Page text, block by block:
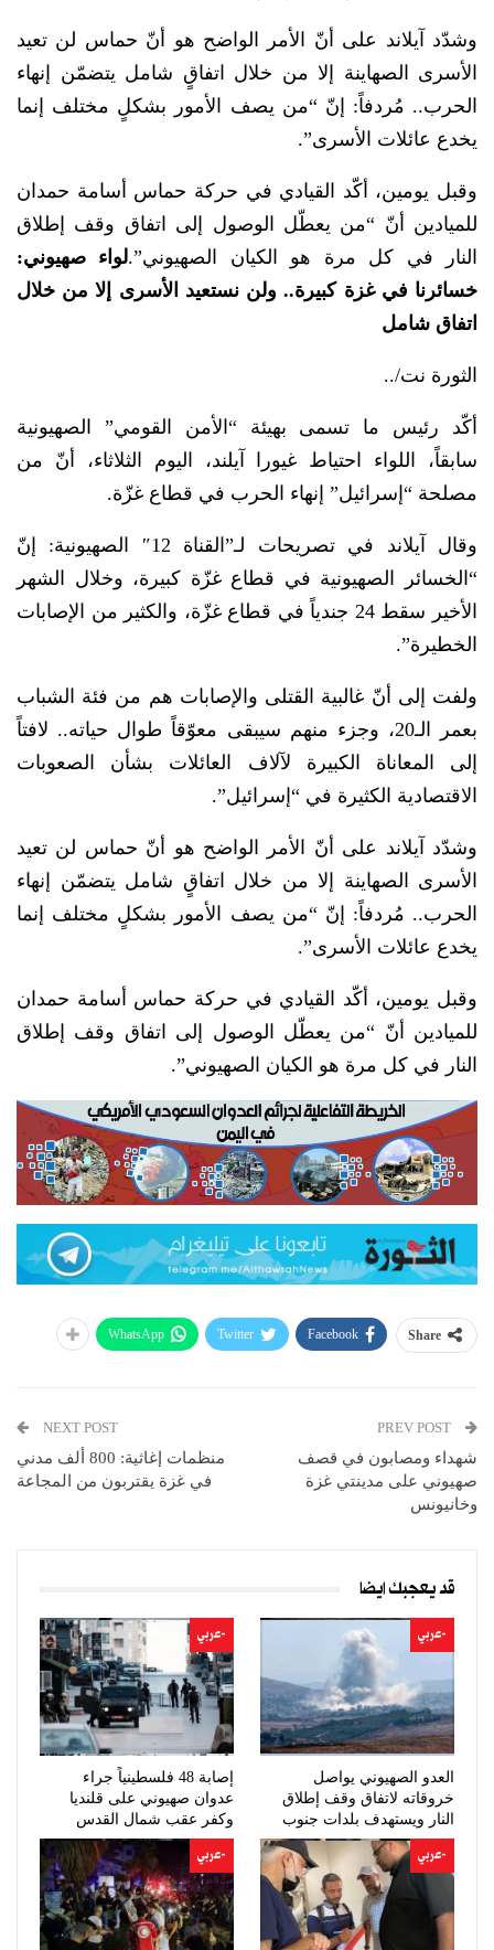
وشدّد آيلاند على أنّ الأمر الواضح هو أنّ حماس لن تعيد
الأسرى الصهاينة إلا من خلال اتفاقٍ شامل يتضمّن إنهاء
الحرب.. مُردفاً: إنّ “من يصف الأمور بشكلٍ مختلف إنما
يخدع عائلات الأسرى”.
وقبل يومين، أكّد القيادي في حركة حماس أسامة حمدان
للميادين أنّ “من يعطّل الوصول إلى اتفاق وقف إطلاق
النار في كل مرة هو الكيان الصهيوني”.لواء صهيوني:
خسائرنا في غزة كبيرة.. ولن نستعيد الأسرى إلا من خلال
اتفاق شامل
الثورة نت/..
أكّد رئيس ما تسمى بهيئة “الأمن القومي” الصهيونية
سابقاً، اللواء احتياط غيورا آيلند، اليوم الثلاثاء، أنّ من
مصلحة “إسرائيل” إنهاء الحرب في قطاع غزّة.
وقال آيلاند في تصريحات لـ”القناة 12″ الصهيونية: إنّ
“الخسائر الصهيونية في قطاع غزّة كبيرة، وخلال الشهر
الأخير سقط 24 جندياً في قطاع غزّة، والكثير من الإصابات
الخطيرة”.
ولفت إلى أنّ غالبية القتلى والإصابات هم من فئة الشباب
بعمر الـ20، وجزء منهم سيبقى معوّقاً طوال حياته.. لافتاً
إلى المعاناة الكبيرة لآلاف العائلات بشأن الصعوبات
الاقتصادية الكثيرة في “إسرائيل”.
وشدّد آيلاند على أنّ الأمر الواضح هو أنّ حماس لن تعيد
الأسرى الصهاينة إلا من خلال اتفاقٍ شامل يتضمّن إنهاء
الحرب.. مُردفاً: إنّ “من يصف الأمور بشكلٍ مختلف إنما
يخدع عائلات الأسرى”.
وقبل يومين، أكّد القيادي في حركة حماس أسامة حمدان
للميادين أنّ “من يعطّل الوصول إلى اتفاق وقف إطلاق
النار في كل مرة هو الكيان الصهيوني”.
Share
Facebook
Twitter
WhatsApp
شهداء ومصابون في قصف
صهيوني على مدينتي غزة
وخانيونس
NEXT POST
منظمات إغاثية: 800 ألف مدني
في غزة يقتربون من المجاعة
قد يعجبك ايضا
-عربي
العدو الصهيوني يواصل
خروقاته لاتفاق وقف إطلاق
النار ويستهدف بلدات جنوب
لبنان
-عربي
إصابة 48 فلسطينياً جراء
عدوان صهيوني على قلنديا
وكفر عقب شمال القدس
-عربي -عربي